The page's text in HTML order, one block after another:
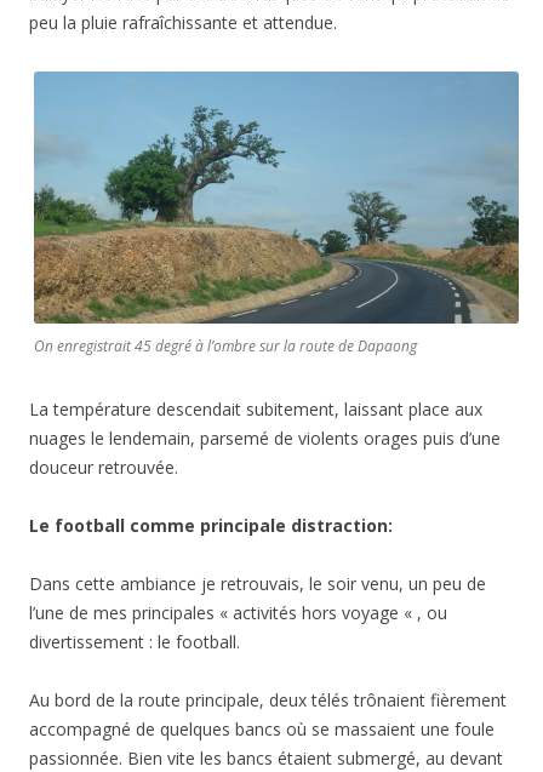
peu la pluie rafraîchissante et attendue.
On enregistrait 45 degré à l’ombre sur la route de Dapaong
La température descendait subitement, laissant place aux
nuages le lendemain, parsemé de violents orages puis d’une
douceur retrouvée.
Le football comme principale distraction:
Dans cette ambiance je retrouvais, le soir venu, un peu de
l’une de mes principales « activités hors voyage « , ou
divertissement : le football.
Au bord de la route principale, deux télés trônaient fièrement
accompagné de quelques bancs où se massaient une foule
passionnée. Bien vite les bancs étaient submergé, au devant